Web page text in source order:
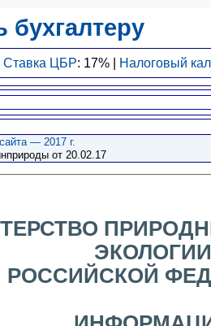
Ставка ЦБР: 17% | Налоговый
— 2017 г.
от 20.02.17
ЭКОЛОГИИ
РОССИЙСКОЙ